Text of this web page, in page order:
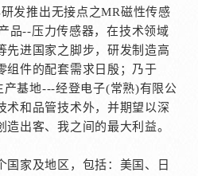
发推出无接点之MR磁性传感
品--压力传感器，在技术领域
先进国家之脚步，研发制造高
组件的配套需求日殷；乃于
产基地---经登电子(常熟)有限公
术和品管技术外，并期望以深
出客、我之间的最大利益。
国家及地区，包括：美国、日